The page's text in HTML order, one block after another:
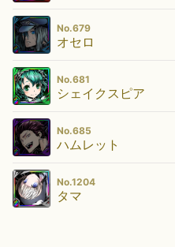
No.679
オセロ
No.681
シェイクスピア
No.685
ハムレット
No.1204
タマ